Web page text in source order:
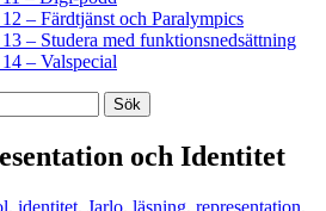
– Färdtjänst och Paralympics
– Studera med funktionsnedsättning
– Valspecial
och Identitet
, identitet, Jarlo, läsning, representation,